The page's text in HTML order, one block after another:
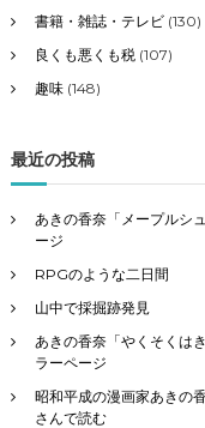
書籍・雑誌・テレビ(130)
良くも悪くも税(107)
趣味(148)
最近の投稿
あきの香奈「メープルシ
ージ
RPGのような二日間
山中で採掘跡発見
あきの香奈「やくそくは
ラーページ
昭和平成の漫画家あきの
さんで読む